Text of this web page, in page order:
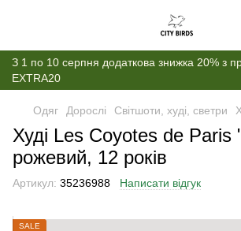
З 1 по 10 серпня додаткова знижка 20% з
EXTRA20
Одяг Дорослі Світшоти, худі, светри
Худі Les Coyotes de Paris
рожевий, 12 років
Артикул: 35236988 Написати відгук
SALE